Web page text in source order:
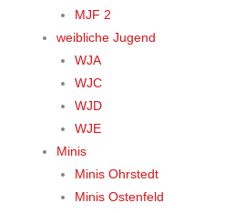
MJF 2
weibliche Jugend
WJA
WJC
WJD
WJE
Minis
Minis Ohrstedt
Minis Ostenfeld